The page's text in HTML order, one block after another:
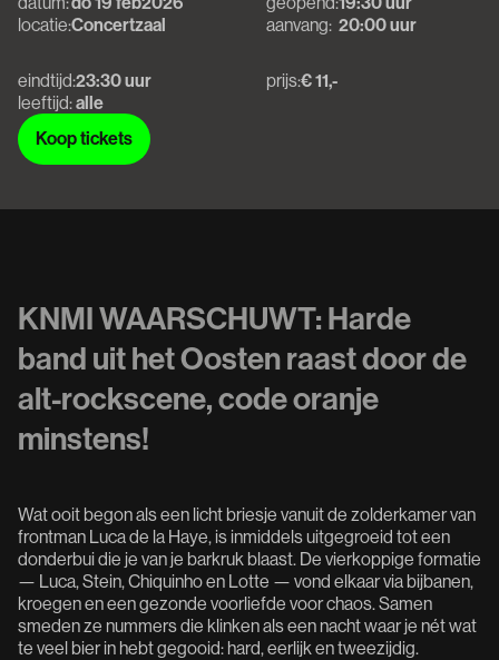
locatie:Concertzaal
aanvang: 20:00 uur
eindtijd:
leeftijd:
23:30 uur
alle
prijs:€ 11,-
Koop tickets
KNMI WAARSCHUWT: Harde
band uit het Oosten raast door de
alt-rockscene, code oranje
minstens!
Wat ooit begon als een licht briesje vanuit de zolderkamer van
frontman Luca de la Haye, is inmiddels uitgegroeid tot een
donderbui die je van je barkruk blaast. De vierkoppige formatie
— Luca, Stein, Chiquinho en Lotte — vond elkaar via bijbanen,
kroegen en een gezonde voorliefde voor chaos. Samen
smeden ze nummers die klinken als een nacht waar je nét wat
te veel bier in hebt gegooid: hard, eerlijk en tweezijdig.